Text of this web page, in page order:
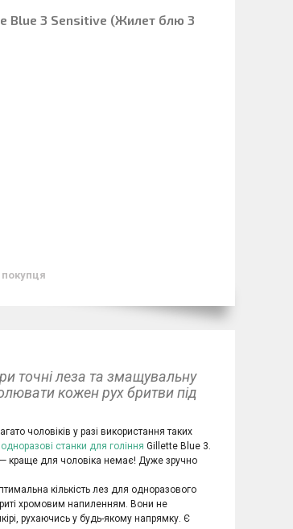
Blue 3 Sensitive (Жилет блю 3
покупця
точні леза та змащувальну
кожен рух бритви під
чоловіків у разі використання таких
одноразові станки для гоління Gillette Blue 3.
— краще для чоловіка немає! Дуже зручно
кількість лез для одноразового
хромовим напиленням. Вони не
рухаючись у будь-якому напрямку. Є